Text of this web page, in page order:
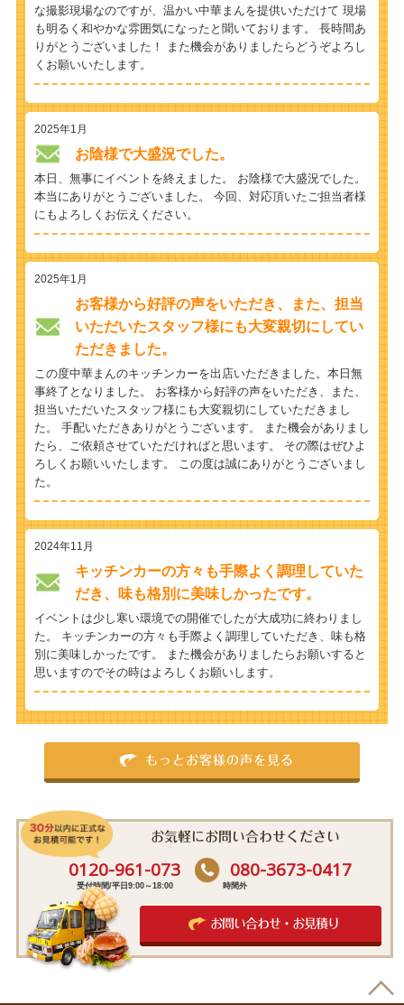
な撮影現場なのですが、温かい中華まんを提供いただけて 現場
も明るく和やかな雰囲気になったと聞いております。 長時間あ
りがとうございました！ また機会がありましたらどうぞよろし
くお願いいたします。
2025年1月
お陰様で大盛況でした。
本日、無事にイベントを終えました。 お陰様で大盛況でした。
本当にありがとうございました。 今回、対応頂いたご担当者様
にもよろしくお伝えください。
2025年1月
お客様から好評の声をいただき、また、担当
いただいたスタッフ様にも大変親切にしてい
ただきました。
この度中華まんのキッチンカーを出店いただきました。本日無
事終了となりました。 お客様から好評の声をいただき、また、
担当いただいたスタッフ様にも大変親切にしていただきまし
た。 手配いただきありがとうございます。 また機会がありまし
たら、ご依頼させていただければと思います。 その際はぜひよ
ろしくお願いいたします。 この度は誠にありがとうございまし
た。
2024年11月
キッチンカーの方々も手際よく調理していた
だき、味も格別に美味しかったです。
イベントは少し寒い環境での開催でしたが大成功に終わりまし
た。 キッチンカーの方々も手際よく調理していただき、味も格
別に美味しかったです。 また機会がありましたらお願いすると
思いますのでその時はよろしくお願いします。
もっとお客様の声を見る
お気軽にお問い合わせください
080-3673-0417
時間外
0120-961-073
受付時間/平日9:00～18:00
お問い合わせ・お見積り